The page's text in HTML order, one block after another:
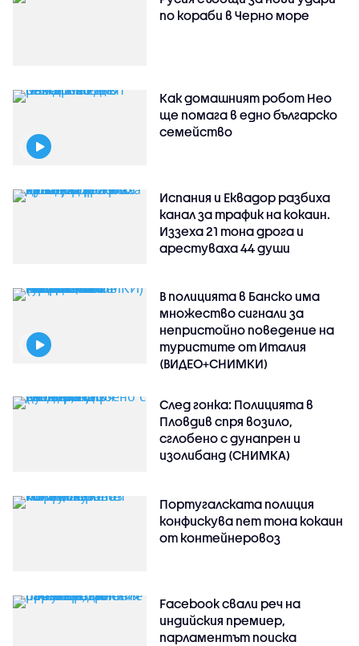
по кораби в Черно море
Как домашният робот Нео
ще помага в едно българско
семейство
Испания и Еквадор разбиха
канал за трафик на кокаин.
Иззеха 21 тона дрога и
арестуваха 44 души
В полицията в Банско има
множество сигнали за
непристойно поведение на
туристите от Италия
(ВИДЕО+СНИМКИ)
След гонка: Полицията в
Пловдив спря возило,
сглобено с дунапрен и
изолибанд (СНИМКА)
Португалската полиция
конфискува пет тона кокаин
от контейнеровоз
Facebook свали реч на
индийския премиер,
парламентът поиска